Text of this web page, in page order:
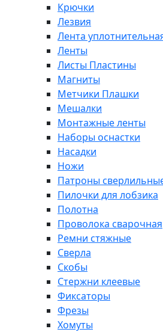
Крючки
Лезвия
Лента
Ленты
Листы Пластины
Магниты
Метчики Плашки
Мешалки
Монтажные ленты
Наборы оснастки
Насадки
Ножи
Патроны
Пилочки для лобзика
Полотна
Проволока сварочная
Ремни стяжные
Сверла
Скобы
Стержни клеевые
Фиксаторы
Фрезы
Хомуты